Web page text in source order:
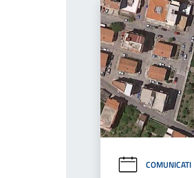
COMUNICATI